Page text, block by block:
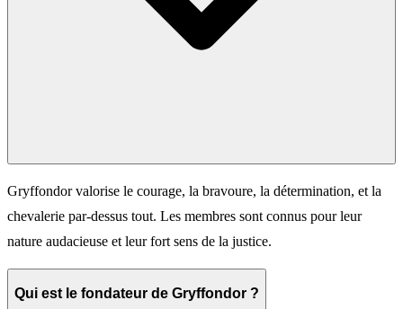
Gryffondor valorise le courage, la bravoure, la détermination, et la
chevalerie par-dessus tout. Les membres sont connus pour leur
nature audacieuse et leur fort sens de la justice.
Qui est le fondateur de Gryffondor ?